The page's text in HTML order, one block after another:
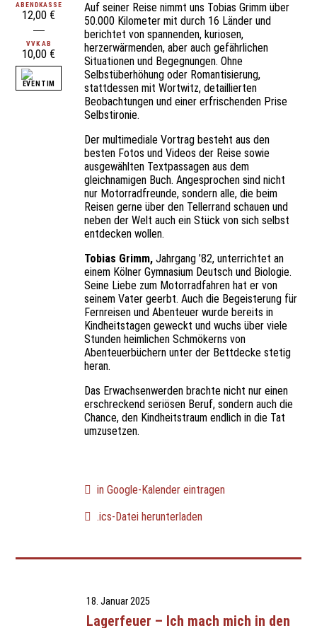
ABENDKASSE
12,00 €
VVK AB
10,00 €
Auf seiner Reise nimmt uns Tobias Grimm über
50.000 Kilometer mit durch 16 Länder und
berichtet von spannenden, kuriosen,
herzerwärmenden, aber auch gefährlichen
Situationen und Begegnungen. Ohne
Selbstüberhöhung oder Romantisierung,
stattdessen mit Wortwitz, detaillierten
Beobachtungen und einer erfrischenden Prise
Selbstironie.
Der multimediale Vortrag besteht aus den
besten Fotos und Videos der Reise sowie
ausgewählten Textpassagen aus dem
gleichnamigen Buch. Angesprochen sind nicht
nur Motorradfreunde, sondern alle, die beim
Reisen gerne über den Tellerrand schauen und
neben der Welt auch ein Stück von sich selbst
entdecken wollen.
Tobias Grimm,Jahrgang ’82, unterrichtet an
einem Kölner Gymnasium Deutsch und Biologie.
Seine Liebe zum Motorradfahren hat er von
seinem Vater geerbt. Auch die Begeisterung für
Fernreisen und Abenteuer wurde bereits in
Kindheitstagen geweckt und wuchs über viele
Stunden heimlichen Schmökerns von
Abenteuerbüchern unter der Bettdecke stetig
heran.
Das Erwachsenwerden brachte nicht nur einen
erschreckend seriösen Beruf, sondern auch die
Chance, den Kindheitstraum endlich in die Tat
umzusetzen.
in Google-Kalender eintragen
.ics-Datei herunterladen
18. Januar 2025
Lagerfeuer – Ich mach mich in den